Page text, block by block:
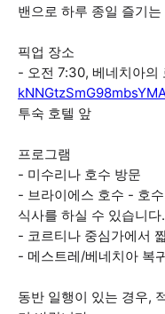
밴으로 하루 종일 즐기
픽업 장소
- 오전 7:30, 베네치아의
투숙 호텔 앞
프로그램
- 미수리나 호수 방문
- 브라이에스 호수 - 호
식사를 하실 수 있습니다.
- 코르티나 중심가에서
- 메스트레/베네치아 복
동반 일행이 있는 경우,